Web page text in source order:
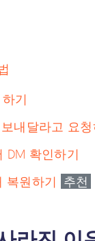
기
내달라고 요청
DM 확인하기
복원하기 추천